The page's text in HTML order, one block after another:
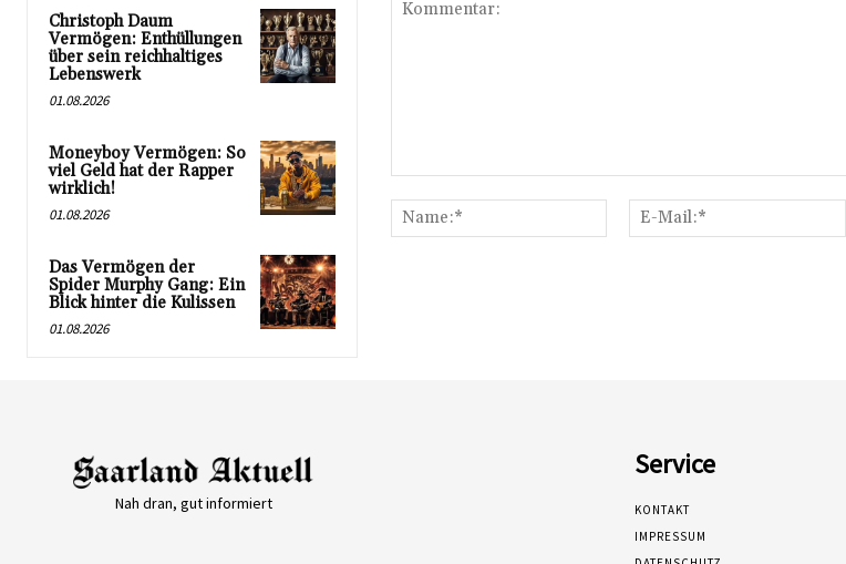
Christoph Daum
Vermögen: Enthüllungen
über sein reichhaltiges
Lebenswerk
01.08.2026
Moneyboy Vermögen: So
viel Geld hat der Rapper
wirklich!
01.08.2026
Das Vermögen der
Spider Murphy Gang: Ein
Blick hinter die Kulissen
01.08.2026
Name:*
Nah dran, gut informiert
Service
KONTAKT
IMPRESSUM